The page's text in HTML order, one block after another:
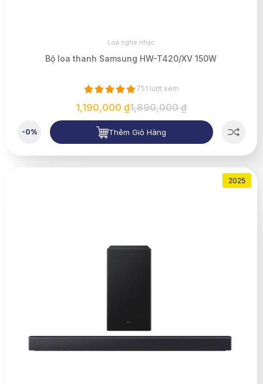
Loa nghe nhạc
Bộ loa thanh Samsung HW-T420/XV 150W
751 lượt xem
1,190,000 ₫1,890,000 ₫
-0% Thêm Giỏ Hàng
2025